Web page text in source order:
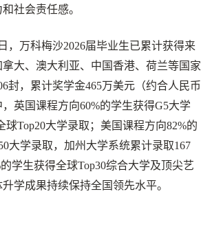
社会责任感。
，万科梅沙2026届毕业生已累计获得来
大、澳大利亚、中国香港、荷兰等国家
封，累计奖学金465万美元（约合人民币
英国课程方向60%的学生获得G5大学
球Top20大学录取；美国课程方向82%的
大学录取，加州大学系统累计录取167
学生获得全球Top30综合大学及顶尖艺
学成果持续保持全国领先水平。